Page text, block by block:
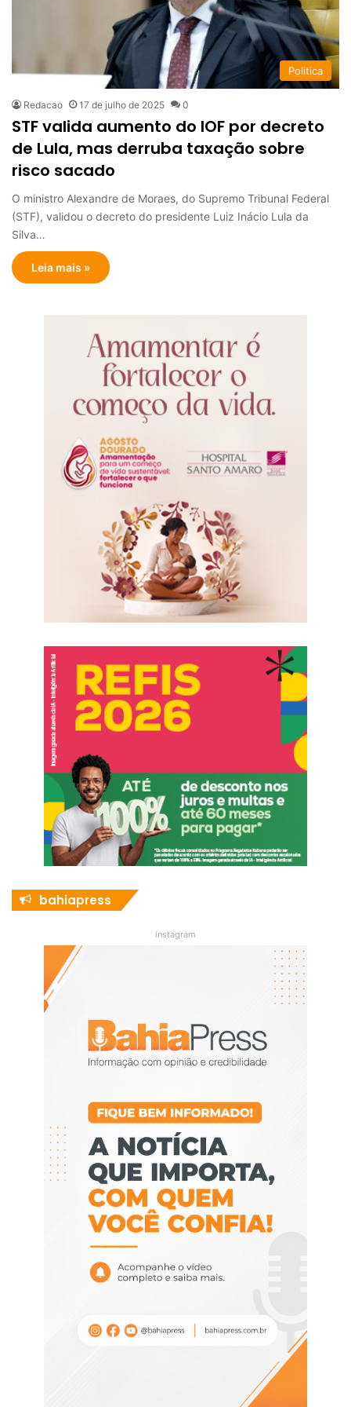
Politica
Redacao 17 de julho de 2025 0
STF valida aumento do IOF por decreto
de Lula, mas derruba taxação sobre
risco sacado
O ministro Alexandre de Moraes, do Supremo Tribunal Federal
(STF), validou o decreto do presidente Luiz Inácio Lula da
Silva…
Leia mais »
bahiapress
instagram